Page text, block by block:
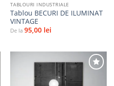
TABLOURI INDUSTRIALE
Tablou BECURI DE ILUMINAT
VINTAGE
De la 95,00 lei